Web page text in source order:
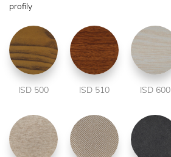
profily
ISD 500 ISD 510 ISD 600